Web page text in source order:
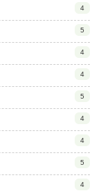
4
5
4
4
5
4
4
5
4